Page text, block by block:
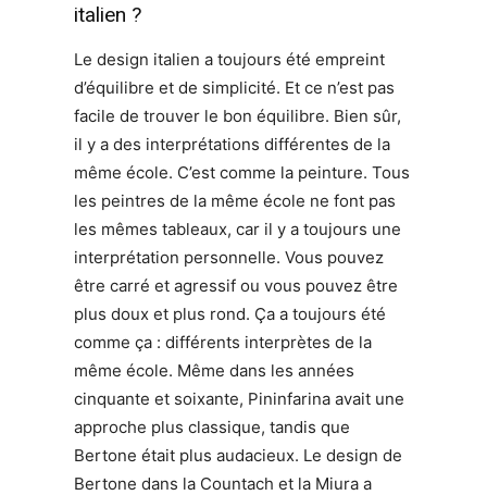
italien ?
Le design italien a toujours été empreint
d’équilibre et de simplicité. Et ce n’est pas
facile de trouver le bon équilibre. Bien sûr,
il y a des interprétations différentes de la
même école. C’est comme la peinture. Tous
les peintres de la même école ne font pas
les mêmes tableaux, car il y a toujours une
interprétation personnelle. Vous pouvez
être carré et agressif ou vous pouvez être
plus doux et plus rond. Ça a toujours été
comme ça : différents interprètes de la
même école. Même dans les années
cinquante et soixante, Pininfarina avait une
approche plus classique, tandis que
Bertone était plus audacieux. Le design de
Bertone dans la Countach et la Miura a